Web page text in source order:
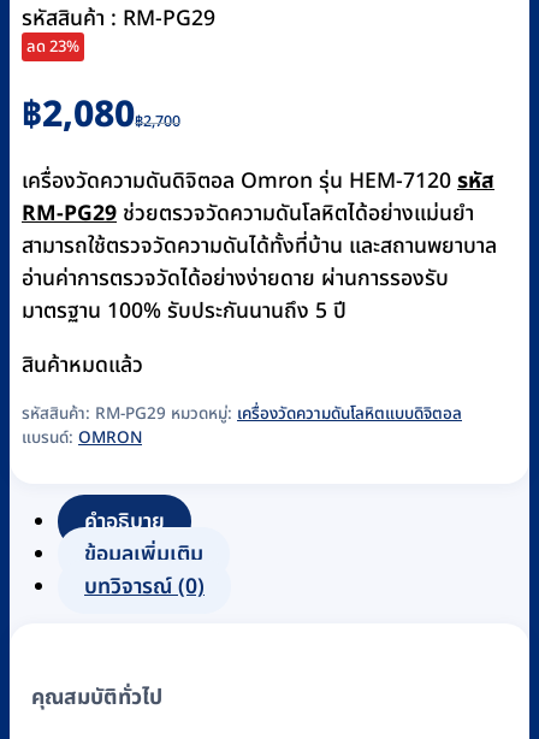
รหัสสินค้า : RM-PG29
ลด 23%
฿2,700
Original
price
was:
฿2,700.
฿2,080
Current
price
is:
฿2,080.
เครื่องวัดความดันดิจิตอล Omron รุ่น HEM-7120รหัส
RM-PG29 ช่วยตรวจวัดความดันโลหิตได้อย่างแม่นยำ
สามารถใช้ตรวจวัดความดันได้ทั้งที่บ้าน และสถานพยาบาล
อ่านค่าการตรวจวัดได้อย่างง่ายดาย ผ่านการรองรับ
มาตรฐาน 100% รับประกันนานถึง 5 ปี
สินค้าหมดแล้ว
รหัสสินค้า: RM-PG29 หมวดหมู่: เครื่องวัดความดันโลหิตแบบดิจิตอล
แบรนด์: OMRON
คำอธิบาย
ข้อมูลเพิ่มเติม
บทวิจารณ์ (0)
คุณสมบัติทั่วไป